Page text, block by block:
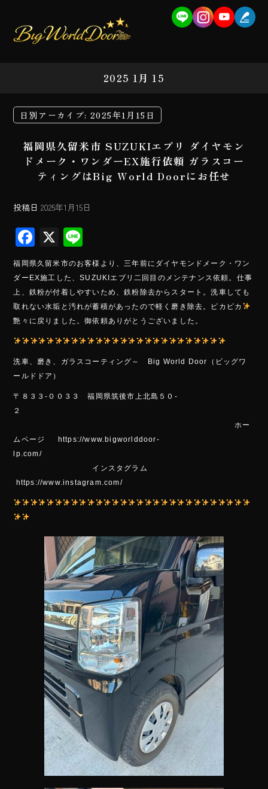
2025 1月 15
日別アーカイブ: 2025年1月15日
福岡県久留米市 SUZUKIエブリ ダイヤモン
ドメーク・ワンダーEX施行依頼 ガラスコー
ティングはBig World Doorにお任せ
投稿日 2025年1月15日
F
ac
e
b
o
ok
X
ne
福岡県久留米市のお客様より、三年前にダイヤモンドメーク・ワン
ダーEX施工した、SUZUKIエブリ二回目のメンテナンス依頼。仕事
上、鉄粉が付着しやすいため、鉄粉除去からスタート。洗車しても
取れない水垢と汚れが蓄積があったので軽く磨き除去。ピカピカ
艶々に戻りました。御依頼ありがとうございました。
洗車、磨き、ガラスコーティング～ Big World Door（ビッグワ
ールドドア）
〒８３３-００３３ 福岡県筑後市上北島５０-
２
ホー
ムページ https://www.bigworlddoor-
lp.com/
インスタグラム
https://www.instagram.com/